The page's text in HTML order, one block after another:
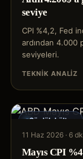
seviye
CPI %4,2, Fed
ardından 4.000
seviyeleri.
TEKNIK ANALIZ
Günlük bülten
11 Haz 2026 · 6 dk
Mayıs CPI